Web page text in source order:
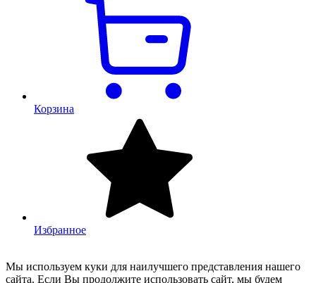
Корзина
Избранное
Мы используем куки для наилучшего представления нашего
сайта. Если Вы продолжите использовать сайт, мы будем